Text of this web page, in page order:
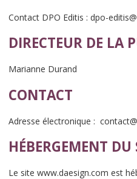
Contact DPO Editis : dpo-
DIRECTEUR DE LA
Marianne Durand
CONTACT
Adresse électronique :
HÉBERGEMENT DU
Le site www.daesign.com est